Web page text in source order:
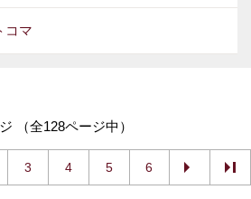
コマ
（全128ページ中）
3 4 5 6